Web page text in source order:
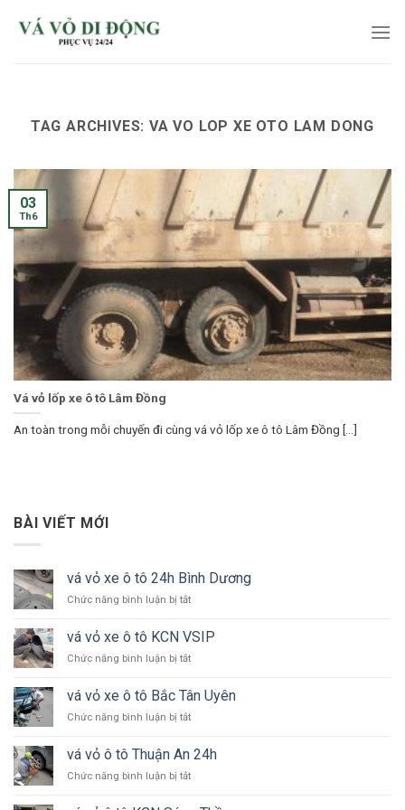
TAG ARCHIVES:VA VO LOP XE OTO LAM DONG
Vá vỏ lốp xe ô tô Lâm Đồng
An toàn trong mỗi chuyến đi cùng vá vỏ lốp xe ô tô Lâm Đồng [...]
03
Th6
BÀI VIẾT MỚI
vá vỏ xe ô tô 24h Bình Dương
Chức năng bình luận bị tắtở
vỏ
xe
ô
24h
Dương
vá vỏ xe ô tô KCN VSIP
Chức năng bình luận bị tắtở
vỏ
xe
ô
KCN
vá vỏ xe ô tô Bắc Tân Uyên
Chức năng bình luận bị tắtở
vỏ
xe
ô
vá vỏ ô tô Thuận An 24h
Chức năng bình luận bị tắtở